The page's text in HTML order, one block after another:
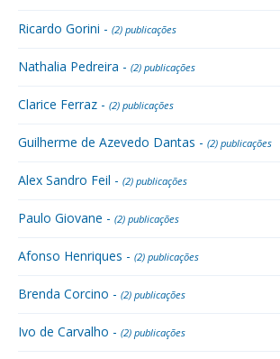
Ricardo Gorini - (2) publicações
Nathalia Pedreira - (2) publicações
Clarice Ferraz - (2) publicações
Guilherme de Azevedo Dantas - (2) publicações
Alex Sandro Feil - (2) publicações
Paulo Giovane - (2) publicações
Afonso Henriques - (2) publicações
Brenda Corcino - (2) publicações
Ivo de Carvalho - (2) publicações